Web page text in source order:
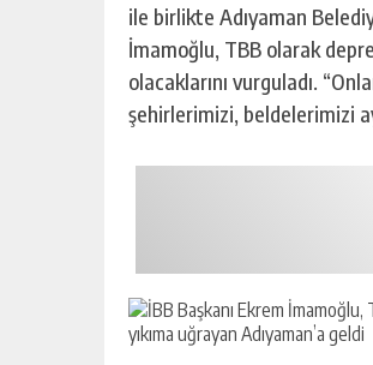
ile birlikte Adıyaman
İmamoğlu, TBB olarak
olacaklarını vurguladı.
şehirlerimizi, beldelerimizi